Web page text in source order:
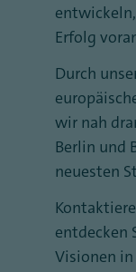
Erfolg
Durch
wir nah
Berlin und
neuesten
entdecken
Visionen